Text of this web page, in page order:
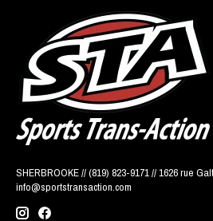
SHERBROOKE // (819) 823-9171 // 1626 rue
info@sportstransaction.com